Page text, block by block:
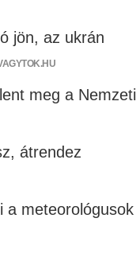
jön, az ukrán
meg a Nemzeti
átrendez
a meteorológusok